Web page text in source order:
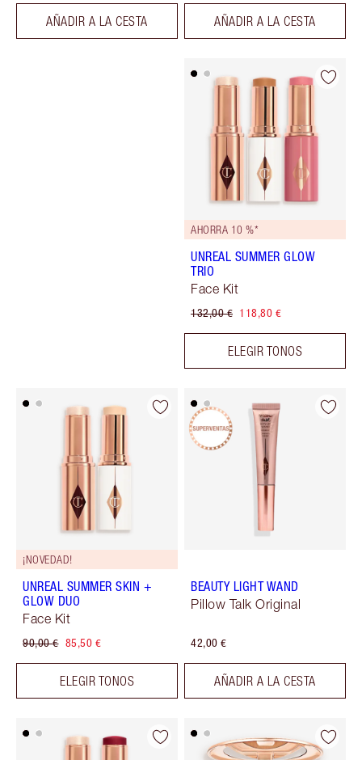
AÑADIR A LA CESTA AÑADIR A LA CESTA
AHORRA 10 %*
UNREAL SUMMER GLOW
TRIO
Face Kit
132,00 € 118,80 €
ELEGIR TONOS
¡NOVEDAD!
UNREAL SUMMER SKIN +
GLOW DUO
Face Kit
90,00 € 85,50 €
ELEGIR TONOS
BEAUTY LIGHT WAND
Pillow Talk Original
42,00 €
AÑADIR A LA CESTA